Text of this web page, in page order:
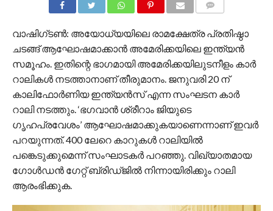
വാഷിഗ്ടണ്‍: അയോധ്യയിലെ രാമക്ഷേത്ര പ്രതിഷ്ഠാ
ചടങ്ങ് ആഘോഷമാക്കാന്‍ അമേരിക്കയിലെ ഇന്ത്യന്‍
സമൂഹം. ഇതിന്റെ ഭാഗമായി അമേരിക്കയിലുടനീളം കാര്‍
റാലികള്‍ നടത്താനാണ് തീരുമാനം. ജനുവരി 20 ന്
കാലിഫോര്‍ണിയ ഇന്ത്യന്‍സ് എന്ന സംഘടന കാര്‍
റാലി നടത്തും. ‘ഭഗവാന്‍ ശ്രീറാം ജിയുടെ
ഗൃഹപ്രവേശം’ ആഘോഷമാക്കുകയാണെന്നാണ് ഇവര്‍
പറയുന്നത്. 400 ലേറെ കാറുകള്‍ റാലിയില്‍
പങ്കെടുക്കുമെന്ന് സംഘാടകര്‍ പറഞ്ഞു. വിഖ്യാതമായ
ഗോള്‍ഡന്‍ ഗേറ്റ് ബ്രിഡ്ജില്‍ നിന്നായിരിക്കും റാലി
ആരംഭിക്കുക.